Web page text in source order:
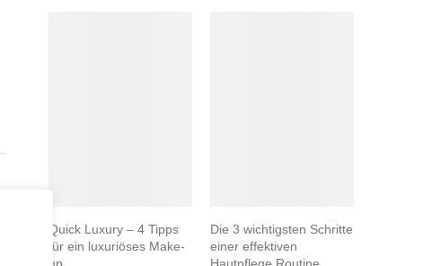
Quick Luxury – 4 Tipps
für ein luxuriöses Make-
up
Die 3 wichtigsten Schritte
einer effektiven
Hautpflege Routine